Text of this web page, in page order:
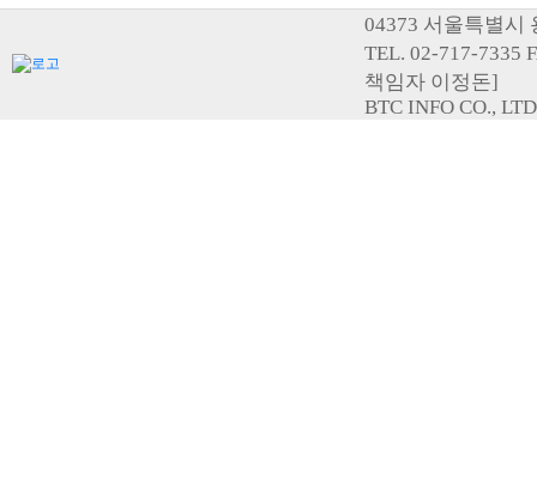
04373 서울특별시
TEL. 02-717-7335
책임자 이정돈]
BTC INFO CO.,